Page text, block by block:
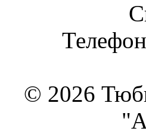
© 2026